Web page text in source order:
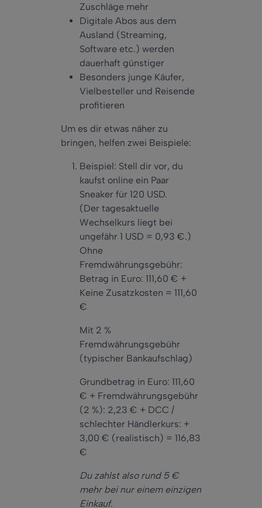
Zuschläge mehr
Digitale Abos aus dem
Ausland (Streaming,
Software etc.) werden
dauerhaft günstiger
Besonders junge Käufer,
Vielbesteller und Reisende
profitieren
Um es dir etwas näher zu
bringen, helfen zwei Beispiele:
Beispiel: Stell dir vor, du
kaufst online ein Paar
Sneaker für 120 USD.
(Der tagesaktuelle
Wechselkurs liegt bei
ungefähr 1 USD = 0,93 €.)
Ohne
Fremdwährungsgebühr:
Betrag in Euro: 111,60 € +
Keine Zusatzkosten = 111,60
€
Mit 2 %
Fremdwährungsgebühr
(typischer Bankaufschlag)
Grundbetrag in Euro: 111,60
€ + Fremdwährungsgebühr
(2 %): 2,23 € + DCC /
schlechter Händlerkurs: +
3,00 € (realistisch) = 116,83
€
Du zahlst also rund 5 €
mehr bei nur einem einzigen
Einkauf.